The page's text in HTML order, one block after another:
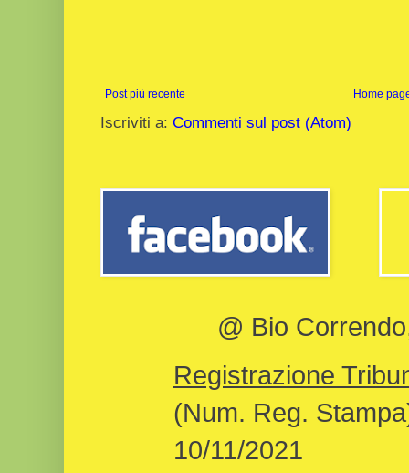
Post più recente Home
Iscriviti a: Commenti sul post (Atom)
@ Bio
Registrazione
(Num. Reg.
10/11/2021